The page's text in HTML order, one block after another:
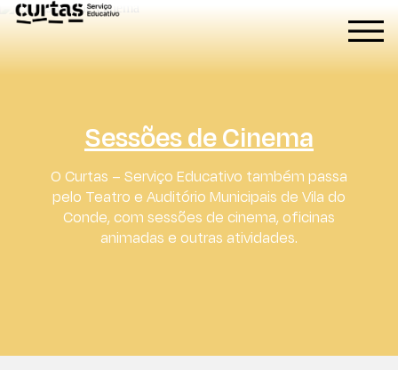
Sessões de Cinema
O Curtas – Serviço Educativo também passa
pelo Teatro e Auditório Municipais de Vila do
Conde, com sessões de cinema, oficinas
animadas e outras atividades.